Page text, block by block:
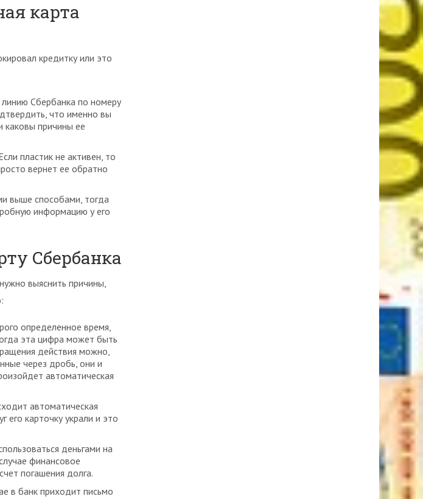
карта
кредитку или это
Сбербанка по номеру
что именно вы
каковы причины ее
пластик не активен, то
вернет ее обратно
выше способами, тогда
информацию у его
Сбербанка
выяснить причины,
определенное время,
эта цифра может быть
действия можно,
через дробь, они и
автоматическая
автоматическая
его карточку украли и это
деньгами на
финансовое
погашения долга.
в банк приходит письмо